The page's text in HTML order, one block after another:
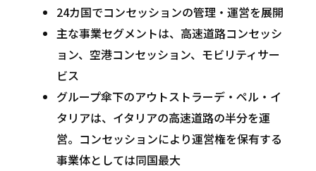
24カ国でコンセッションの管理・運営を展開
主な事業セグメントは、高速道路コンセッシ
ョン、空港コンセッション、モビリティサー
ビス
グループ傘下のアウトストラーデ・ペル・イ
タリアは、イタリアの高速道路の半分を運
営。コンセッションにより運営権を保有する
事業体としては同国最大